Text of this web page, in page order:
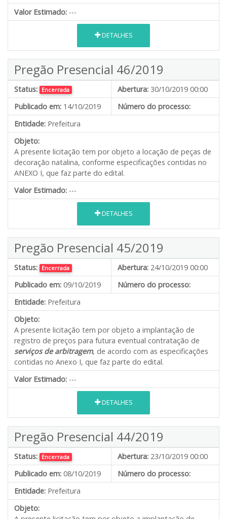
Valor Estimado: ---
DETALHES
Pregão Presencial 46/2019
Status: Encerrada Abertura: 30/10/2019 00:00
Publicado em: 14/10/2019
Número do processo:
Entidade: Prefeitura
Objeto:
A presente licitação tem por objeto a locação de peças de
decoração natalina, conforme especificações contidas no
ANEXO I, que faz parte do edital.
Valor Estimado: ---
DETALHES
Pregão Presencial 45/2019
Status: Encerrada Abertura: 24/10/2019 00:00
Publicado em: 09/10/2019
Número do processo:
Entidade: Prefeitura
Objeto:
A presente licitação tem por objeto a implantação de
registro de preços para futura eventual contratação de
serviços de arbitragem, de acordo com as especificações
contidas no Anexo I, que faz parte do edital.
Valor Estimado: ---
DETALHES
Pregão Presencial 44/2019
Status: Encerrada Abertura: 23/10/2019 00:00
Publicado em: 08/10/2019
Número do processo:
Entidade: Prefeitura
Objeto: